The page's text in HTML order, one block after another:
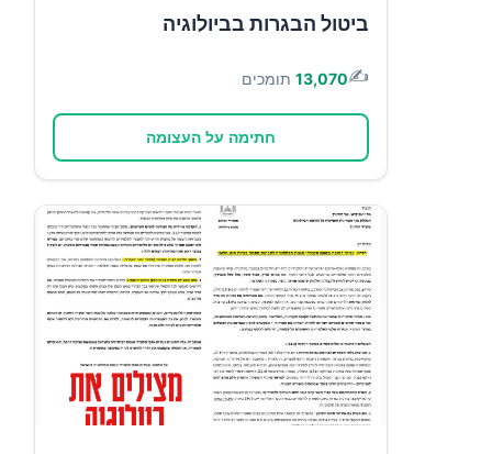
ביטול הבגרות בביולוגיה
✍️
13,070 תומכים
חתימה על העצומה